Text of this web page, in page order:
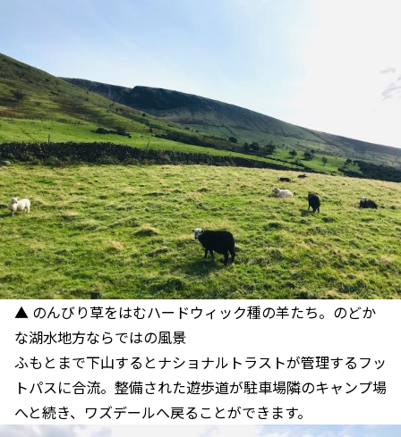
▲ のんびり草をはむハードウィック種の羊たち。のどか
な湖水地方ならではの風景
ふもとまで下山するとナショナルトラストが管理するフッ
トパスに合流。整備された遊歩道が駐車場隣のキャンプ場
へと続き、ワズデールへ戻ることができます。